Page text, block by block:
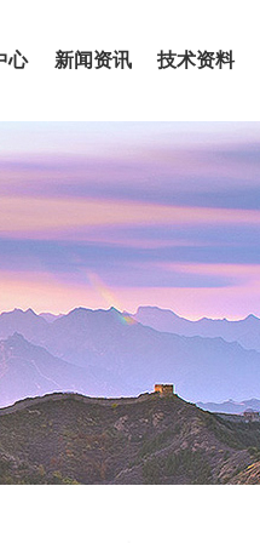
心 新闻资讯 技术资料